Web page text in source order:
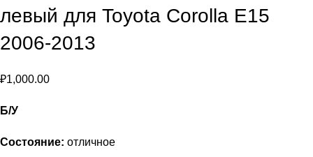
левый для Toyota Corolla E15
2006-2013
₽1,000.00
Б/У
Состояние: отличное